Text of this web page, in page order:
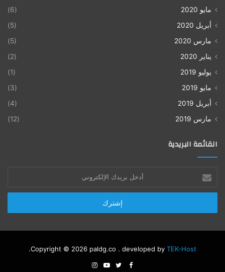
مايو 2020
(6)
أبريل 2020
(5)
مارس 2020
(5)
يناير 2020
(2)
يوليو 2019
(1)
مايو 2019
(3)
أبريل 2019
(4)
مارس 2019
(12)
القائمة البريدية
بريدك
الإلكتروني
Copyright © 2026 paldg.co . developed by TEK-Host
.
Facebook
Twitter
YouTube